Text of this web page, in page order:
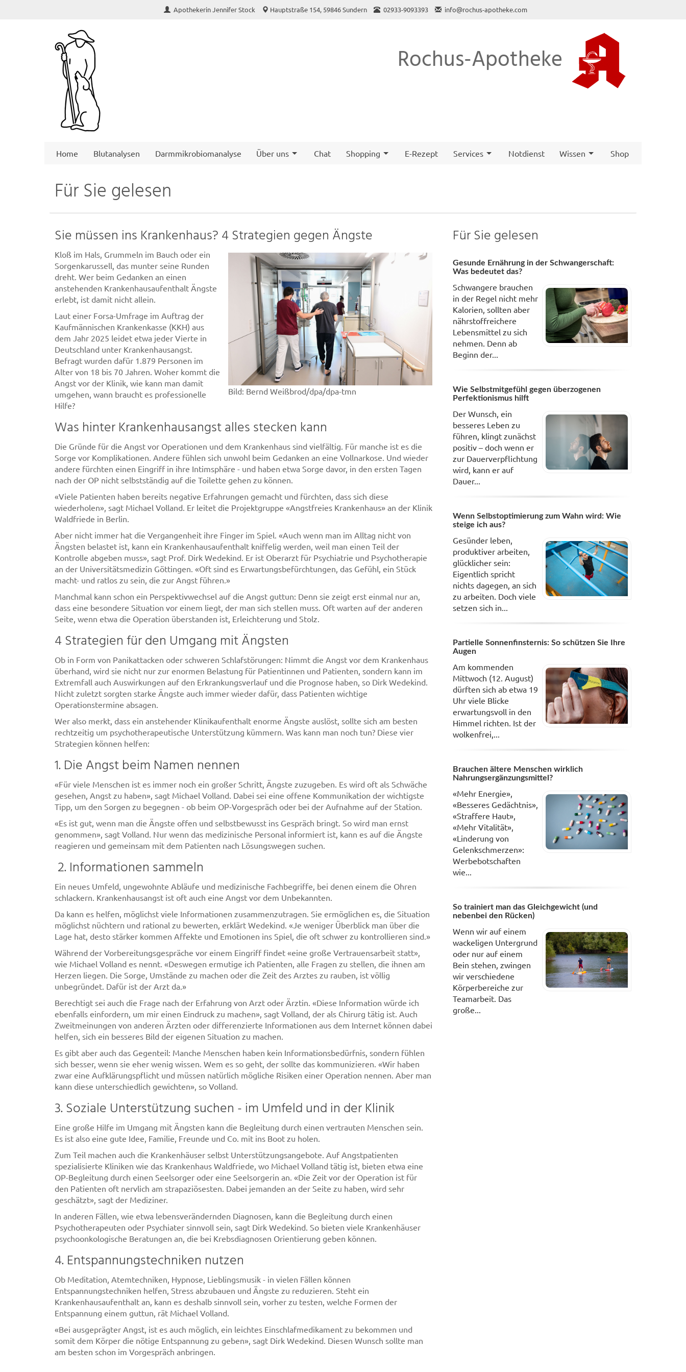
Apothekerin Jennifer Stock Hauptstraße 154, 59846 Sundern 02933-9093393 info@rochus-apotheke.com
Rochus-Apotheke
Home Blutanalysen Darmmikrobiomanalyse Über uns Chat Shopping E-Rezept Services Notdienst Wissen Shop
Für Sie gelesen
Sie müssen ins Krankenhaus? 4 Strategien gegen Ängste
Bild: Bernd Weißbrod/dpa/dpa-tmn
Kloß im Hals, Grummeln im Bauch oder ein
Sorgenkarussell, das munter seine Runden
dreht. Wer beim Gedanken an einen
anstehenden Krankenhausaufenthalt Ängste
erlebt, ist damit nicht allein.
Laut einer Forsa-Umfrage im Auftrag der
Kaufmännischen Krankenkasse (KKH) aus
dem Jahr 2025 leidet etwa jeder Vierte in
Deutschland unter Krankenhausangst.
Befragt wurden dafür 1.879 Personen im
Alter von 18 bis 70 Jahren. Woher kommt die
Angst vor der Klinik, wie kann man damit
umgehen, wann braucht es professionelle
Hilfe?
Was hinter Krankenhausangst alles stecken kann
Die Gründe für die Angst vor Operationen und dem Krankenhaus sind vielfältig. Für manche ist es die
Sorge vor Komplikationen. Andere fühlen sich unwohl beim Gedanken an eine Vollnarkose. Und wieder
andere fürchten einen Eingriff in ihre Intimsphäre - und haben etwa Sorge davor, in den ersten Tagen
nach der OP nicht selbstständig auf die Toilette gehen zu können.
«Viele Patienten haben bereits negative Erfahrungen gemacht und fürchten, dass sich diese
wiederholen», sagt Michael Volland. Er leitet die Projektgruppe «Angstfreies Krankenhaus» an der Klinik
Waldfriede in Berlin.
Aber nicht immer hat die Vergangenheit ihre Finger im Spiel. «Auch wenn man im Alltag nicht von
Ängsten belastet ist, kann ein Krankenhausaufenthalt kniffelig werden, weil man einen Teil der
Kontrolle abgeben muss», sagt Prof. Dirk Wedekind. Er ist Oberarzt für Psychiatrie und Psychotherapie
an der Universitätsmedizin Göttingen. «Oft sind es Erwartungsbefürchtungen, das Gefühl, ein Stück
macht- und ratlos zu sein, die zur Angst führen.»
Manchmal kann schon ein Perspektivwechsel auf die Angst guttun: Denn sie zeigt erst einmal nur an,
dass eine besondere Situation vor einem liegt, der man sich stellen muss. Oft warten auf der anderen
Seite, wenn etwa die Operation überstanden ist, Erleichterung und Stolz.
4 Strategien für den Umgang mit Ängsten
Ob in Form von Panikattacken oder schweren Schlafstörungen: Nimmt die Angst vor dem Krankenhaus
überhand, wird sie nicht nur zur enormen Belastung für Patientinnen und Patienten, sondern kann im
Extremfall auch Auswirkungen auf den Erkrankungsverlauf und die Prognose haben, so Dirk Wedekind.
Nicht zuletzt sorgten starke Ängste auch immer wieder dafür, dass Patienten wichtige
Operationstermine absagen.
Wer also merkt, dass ein anstehender Klinikaufenthalt enorme Ängste auslöst, sollte sich am besten
rechtzeitig um psychotherapeutische Unterstützung kümmern. Was kann man noch tun? Diese vier
Strategien können helfen:
1. Die Angst beim Namen nennen
«Für viele Menschen ist es immer noch ein großer Schritt, Ängste zuzugeben. Es wird oft als Schwäche
gesehen, Angst zu haben», sagt Michael Volland. Dabei sei eine offene Kommunikation der wichtigste
Tipp, um den Sorgen zu begegnen - ob beim OP-Vorgespräch oder bei der Aufnahme auf der Station.
«Es ist gut, wenn man die Ängste offen und selbstbewusst ins Gespräch bringt. So wird man ernst
genommen», sagt Volland. Nur wenn das medizinische Personal informiert ist, kann es auf die Ängste
reagieren und gemeinsam mit dem Patienten nach Lösungswegen suchen.
2. Informationen sammeln
Ein neues Umfeld, ungewohnte Abläufe und medizinische Fachbegriffe, bei denen einem die Ohren
schlackern. Krankenhausangst ist oft auch eine Angst vor dem Unbekannten.
Da kann es helfen, möglichst viele Informationen zusammenzutragen. Sie ermöglichen es, die Situation
möglichst nüchtern und rational zu bewerten, erklärt Wedekind. «Je weniger Überblick man über die
Lage hat, desto stärker kommen Affekte und Emotionen ins Spiel, die oft schwer zu kontrollieren sind.»
Während der Vorbereitungsgespräche vor einem Eingriff findet «eine große Vertrauensarbeit statt»,
wie Michael Volland es nennt. «Deswegen ermutige ich Patienten, alle Fragen zu stellen, die ihnen am
Herzen liegen. Die Sorge, Umstände zu machen oder die Zeit des Arztes zu rauben, ist völlig
unbegründet. Dafür ist der Arzt da.»
Berechtigt sei auch die Frage nach der Erfahrung von Arzt oder Ärztin. «Diese Information würde ich
ebenfalls einfordern, um mir einen Eindruck zu machen», sagt Volland, der als Chirurg tätig ist. Auch
Zweitmeinungen von anderen Ärzten oder differenzierte Informationen aus dem Internet können dabei
helfen, sich ein besseres Bild der eigenen Situation zu machen.
Es gibt aber auch das Gegenteil: Manche Menschen haben kein Informationsbedürfnis, sondern fühlen
sich besser, wenn sie eher wenig wissen. Wem es so geht, der sollte das kommunizieren. «Wir haben
zwar eine Aufklärungspflicht und müssen natürlich mögliche Risiken einer Operation nennen. Aber man
kann diese unterschiedlich gewichten», so Volland.
3. Soziale Unterstützung suchen - im Umfeld und in der Klinik
Eine große Hilfe im Umgang mit Ängsten kann die Begleitung durch einen vertrauten Menschen sein.
Es ist also eine gute Idee, Familie, Freunde und Co. mit ins Boot zu holen.
Zum Teil machen auch die Krankenhäuser selbst Unterstützungsangebote. Auf Angstpatienten
spezialisierte Kliniken wie das Krankenhaus Waldfriede, wo Michael Volland tätig ist, bieten etwa eine
OP-Begleitung durch einen Seelsorger oder eine Seelsorgerin an. «Die Zeit vor der Operation ist für
den Patienten oft nervlich am strapaziösesten. Dabei jemanden an der Seite zu haben, wird sehr
geschätzt», sagt der Mediziner.
In anderen Fällen, wie etwa lebensverändernden Diagnosen, kann die Begleitung durch einen
Psychotherapeuten oder Psychiater sinnvoll sein, sagt Dirk Wedekind. So bieten viele Krankenhäuser
psychoonkologische Beratungen an, die bei Krebsdiagnosen Orientierung geben können.
4. Entspannungstechniken nutzen
Ob Meditation, Atemtechniken, Hypnose, Lieblingsmusik - in vielen Fällen können
Entspannungstechniken helfen, Stress abzubauen und Ängste zu reduzieren. Steht ein
Krankenhausaufenthalt an, kann es deshalb sinnvoll sein, vorher zu testen, welche Formen der
Entspannung einem guttun, rät Michael Volland.
«Bei ausgeprägter Angst, ist es auch möglich, ein leichtes Einschlafmedikament zu bekommen und
somit dem Körper die nötige Entspannung zu geben», sagt Dirk Wedekind. Diesen Wunsch sollte man
am besten schon im Vorgespräch anbringen.
Für Sie gelesen
Gesunde Ernährung in der Schwangerschaft:
Was bedeutet das?
Schwangere brauchen
in der Regel nicht mehr
Kalorien, sollten aber
nährstoffreichere
Lebensmittel zu sich
nehmen. Denn ab
Beginn der...
Wie Selbstmitgefühl gegen überzogenen
Perfektionismus hilft
Der Wunsch, ein
besseres Leben zu
führen, klingt zunächst
positiv – doch wenn er
zur Dauerverpflichtung
wird, kann er auf
Dauer...
Wenn Selbstoptimierung zum Wahn wird: Wie
steige ich aus?
Gesünder leben,
produktiver arbeiten,
glücklicher sein:
Eigentlich spricht
nichts dagegen, an sich
zu arbeiten. Doch viele
setzen sich in...
Partielle Sonnenfinsternis: So schützen Sie Ihre
Augen
Am kommenden
Mittwoch (12. August)
dürften sich ab etwa 19
Uhr viele Blicke
erwartungsvoll in den
Himmel richten. Ist der
wolkenfrei,...
Brauchen ältere Menschen wirklich
Nahrungsergänzungsmittel?
«Mehr Energie»,
«Besseres Gedächtnis»,
«Straffere Haut»,
«Mehr Vitalität»,
«Linderung von
Gelenkschmerzen»:
Werbebotschaften
wie...
So trainiert man das Gleichgewicht (und
nebenbei den Rücken)
Wenn wir auf einem
wackeligen Untergrund
oder nur auf einem
Bein stehen, zwingen
wir verschiedene
Körperbereiche zur
Teamarbeit. Das
große...